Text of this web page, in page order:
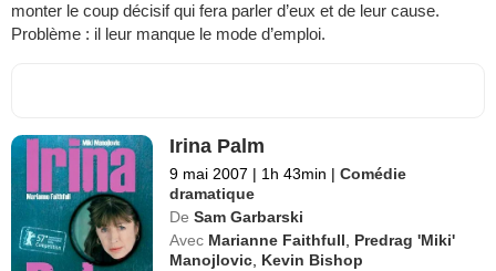
monter le coup décisif qui fera parler d’eux et de leur cause.
Problème : il leur manque le mode d’emploi.
Irina Palm
9 mai 2007 | 1h 43min | Comédie
dramatique
De Sam Garbarski
Avec Marianne Faithfull, Predrag 'Miki'
Manojlovic, Kevin Bishop